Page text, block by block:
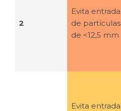
2
Evita entrada
de partículas
de <12,5 mm
Evita entrada